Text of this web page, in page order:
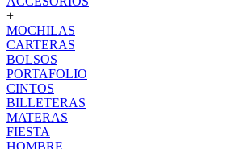
+
MOCHILAS
CARTERAS
BOLSOS
PORTAFOLIO
CINTOS
BILLETERAS
MATERAS
FIESTA
HOMBRE